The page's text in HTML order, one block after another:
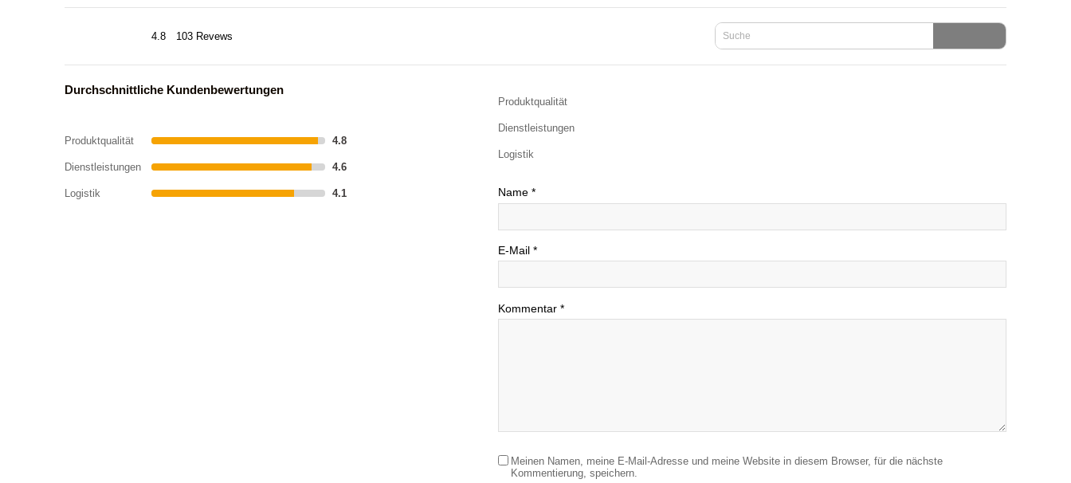
4.8 103 Revews
Durchschnittliche Kundenbewertungen
Produktqualität 4.8
Dienstleistungen 4.6
Logistik 4.1
Produktqualität
Dienstleistungen
Logistik
Kommentar *
Name *
E-Mail *
Meinen Namen, meine E-Mail-Adresse und meine Website in diesem Browser, für die nächste
Kommentierung, speichern.